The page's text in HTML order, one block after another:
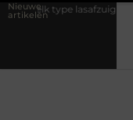
Nieuwe
artikelen
type lasafzuiging past